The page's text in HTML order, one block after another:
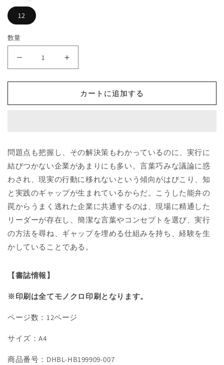
12
数量
実
践
を
は
ば
む
の
数
量
を
ら
す
能
践
を
は
ば
む
数
量
を
す
カートに追加する
問題点も把握し、その解決策もわかっているのに、実行に
結びつかない企業があまりにも多い。言葉巧みな議論に惑
わされ、現実の行動に移れないという傾向がはびこり、知
と実践のギャップが生まれているからだ。こうした能弁の
罠からうまく逃れた企業に共通するのは、現場に精通した
リーダーが存在し、簡潔な言葉やコンセプトを選び、実行
の方法を尋ね、ギャップを埋める仕組みを持ち、経験を生
かしていることである。
【書誌情報】
※印刷は全てモノクロ印刷となります。
ページ数：12ページ
サイズ：A4
商品番号：DHBL-HB199909-007